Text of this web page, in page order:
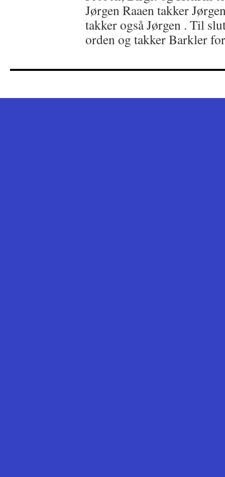
Jørgen Raaen takker
takker også Jørgen . Til
orden og takker Barkler